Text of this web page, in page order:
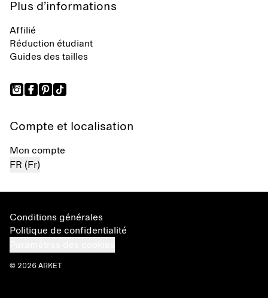
Plus d’informations
Affilié
Réduction étudiant
Guides des tailles
Compte et localisation
Mon compte
FR (Fr)
Conditions générales
Politique de confidentialité
© 2026 ARKET